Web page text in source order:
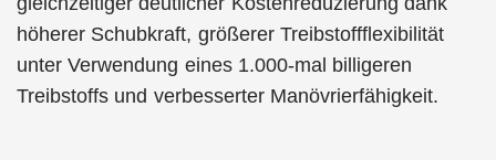
höherer Schubkraft, größerer Treibstoffflexibilität
unter Verwendung eines 1.000-mal billigeren
Treibstoffs und verbesserter Manövrierfähigkeit.